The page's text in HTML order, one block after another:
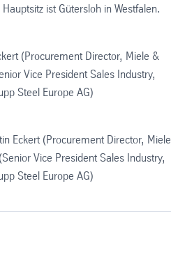
ist Gütersloh in Westfalen.
(Procurement Director, Miele &
Vice President Sales Industry,
Steel Europe AG)
Eckert (Procurement Director, Miele
Vice President Sales Industry,
Steel Europe AG)